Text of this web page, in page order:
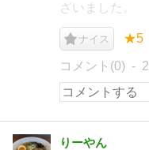
ざいました。
ナイス ★5
コメント(0)
りーやん